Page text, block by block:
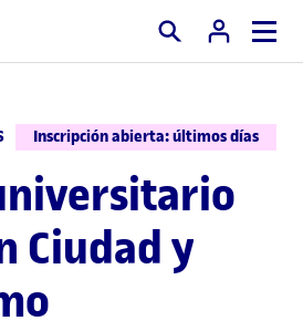
Buscar
Inscripción abierta: últimos días
Ciudad y